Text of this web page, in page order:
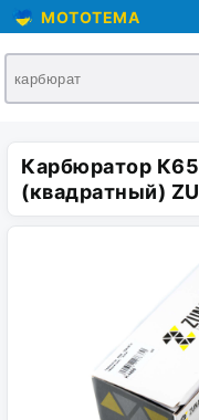
MOTOTEMA
Карбюратор
(квадратный)